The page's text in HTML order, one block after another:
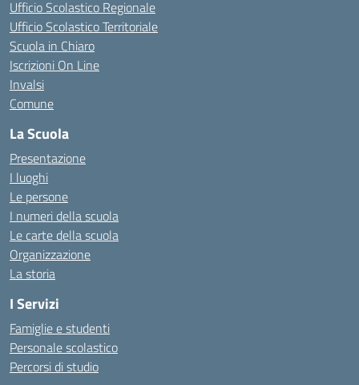
Ufficio Scolastico Regionale
Ufficio Scolastico Territoriale
Scuola in Chiaro
Iscrizioni On Line
Invalsi
Comune
La Scuola
Presentazione
I luoghi
Le persone
I numeri della scuola
Le carte della scuola
Organizzazione
La storia
I Servizi
Famiglie e studenti
Personale scolastico
Percorsi di studio